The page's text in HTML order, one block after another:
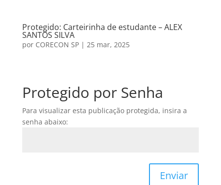
Protegido: Carteirinha de estudante – ALEX
SANTOS SILVA
por CORECON SP| 25 mar, 2025
Protegido por Senha
Para visualizar esta publicação protegida, insira a
senha abaixo:
Enviar